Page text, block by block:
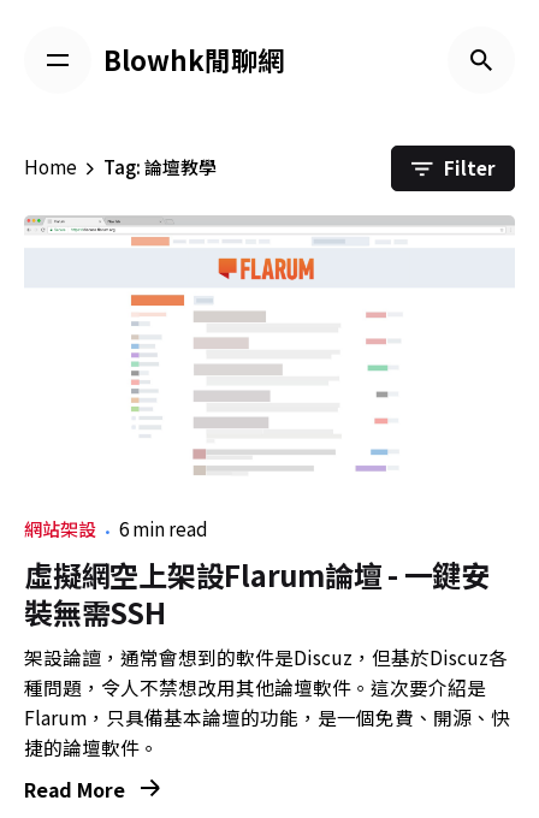
content
Blowhk閒聊網
Home Tag: 論壇教學 Filter
網站架設 6 min read
虛擬網空上架設Flarum論壇 - 一鍵安
裝無需SSH
架設論譠，通常會想到的軟件是Discuz，但基於Discuz各
種問題，令人不禁想改用其他論壇軟件。這次要介紹是
Flarum，只具備基本論壇的功能，是一個免費、開源、快
捷的論壇軟件。
Read More